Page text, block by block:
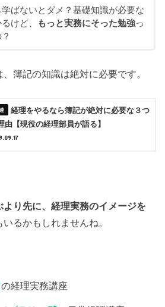
ばないとダメ？基礎知識が必要な
けど、
もっと実務にそった勉強っ
簿記の知識は絶対に必要です。
経理をやるなら簿記が絶対に必要な３つ
由【現役の経理部員が語る】
より先に、経理実務のイメージを
いるかもしれませんね。
の経理実務講座